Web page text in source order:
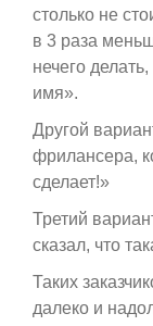
столько не
в 3 раза
нечего
имя».
Другой
фрилансера,
сделает!»
Третий
сказал, что
Таких
далеко и